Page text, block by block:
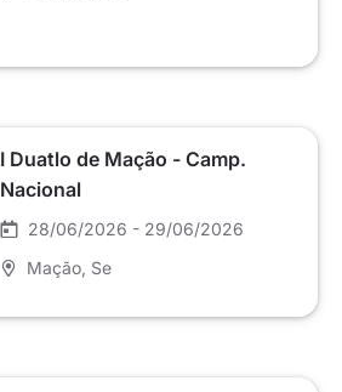
I Duatlo de Mação - Camp.
Nacional
28/06/2026 - 29/06/2026
Mação , Se